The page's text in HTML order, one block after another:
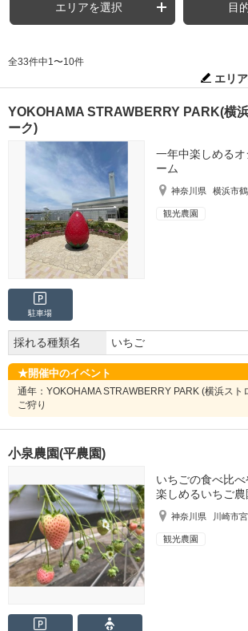
エリアを選択 目
全33件中1〜10件
エリ
YOKOHAMA STRAWBERRY PARK(横
ーク)
一年中楽しめる
ーム
神奈川県 横浜市
観光農園
駐車場
採れる種類名 いちご
開催中のイベント
通年：YOKOHAMA STRAWBERRY PARK (横浜スト
ご狩り
小泉農園(平農園)
いちごの食べ比
楽しめるいちご農
神奈川県 川崎市
観光農園